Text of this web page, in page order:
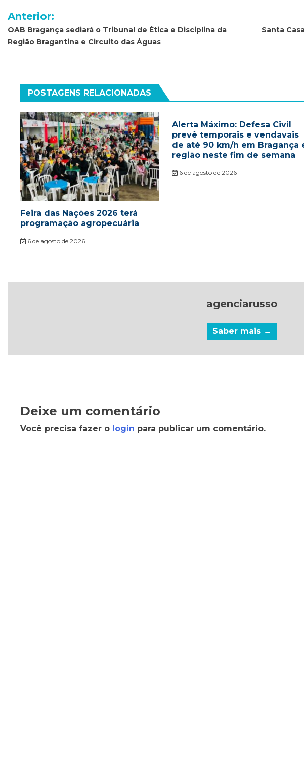
Navegação
de
Post
Anterior:
OAB Bragança sediará o Tribunal de Ética e Disciplina da
Região Bragantina e Circuito das Águas
Santa
POSTAGENS RELACIONADAS
Feira das Nações 2026 terá
programação agropecuária
6 de agosto de 2026
Alerta Máximo: Defesa Civil
prevê temporais e vendavais
de até 90 km/h em Bragança
região neste fim de semana
6 de agosto de 2026
agenciarusso
Saber mais →
Deixe um comentário
Você precisa fazer o login para publicar um comentário.